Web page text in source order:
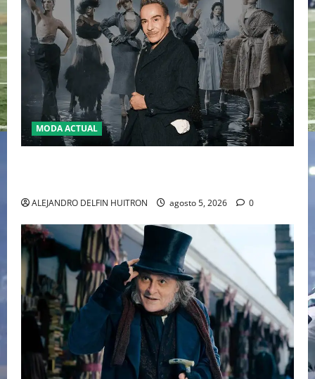
MODA ACTUAL
ALEJANDRO DELFIN HUITRON agosto 5, 2026 0